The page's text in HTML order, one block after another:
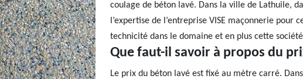
coulage de béton lavé. Dans la ville de Lathuile,
l’expertise de l’entreprise VISE maçonnerie pour
technicité dans le domaine et en plus cette
Que faut-il savoir à propos du
Le prix du béton lavé est fixé au mètre carré.